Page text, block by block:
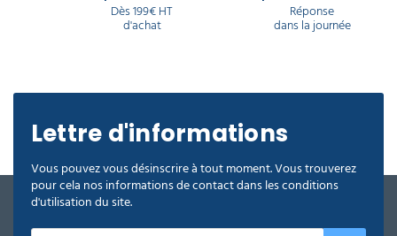
Dès 199€ HT
d'achat
Réponse
dans la journée
Lettre d'informations
Vous pouvez vous désinscrire à tout moment. Vous trouverez
pour cela nos informations de contact dans les conditions
d'utilisation du site.